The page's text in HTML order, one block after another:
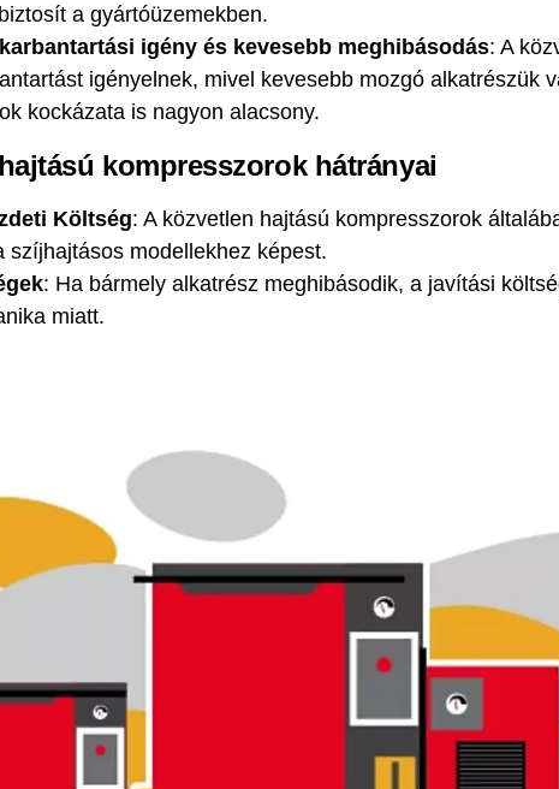
a gyártóüzemekben.
igény és kevesebb meghibásodás: A
igényelnek, mivel kevesebb mozgó alkatrészük
kockázata is nagyon alacsony.
kompresszorok hátrányai
Költség: A közvetlen hajtású kompresszorok
szíjhajtásos modellekhez képest.
: Ha bármely alkatrész meghibásodik, a javítási
miatt.